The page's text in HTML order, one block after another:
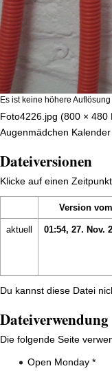
Es ist keine höhere Auflösung
Foto4226.jpg (800 × 480
Augenmädchen Kalender
Dateiversionen
Klicke auf einen
Version vom
aktuell 01:54, 27. Nov.
Du kannst diese Datei
Dateiverwendung
Die folgende Seite
Open Monday *